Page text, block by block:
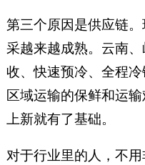
第三个原因是供应链
采越来越成熟。云南
收、快速预冷、全程
区域运输的保鲜和运
上新就有了基础。
对于行业里的人，不